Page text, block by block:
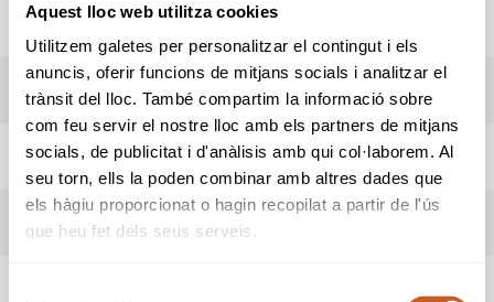
Aquest lloc web utilitza cookies
Utilitzem galetes per personalitzar el contingut i els
anuncis, oferir funcions de mitjans socials i analitzar el
trànsit del lloc. També compartim la informació sobre
com feu servir el nostre lloc amb els partners de mitjans
socials, de publicitat i d'anàlisis amb qui col·laborem. Al
seu torn, ells la poden combinar amb altres dades que
els hàgiu proporcionat o hagin recopilat a partir de l'ús
que heu fet dels seus serveis.
RESULTATS
LIVESCORING
HORARI SORTIDES
INFORMACIÓ PROVA